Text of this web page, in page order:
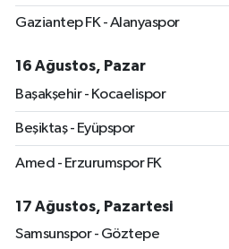
Gaziantep FK - Alanyaspor
16 Ağustos, Pazar
Başakşehir - Kocaelispor
Beşiktaş - Eyüpspor
Amed - Erzurumspor FK
17 Ağustos, Pazartesi
Samsunspor - Göztepe